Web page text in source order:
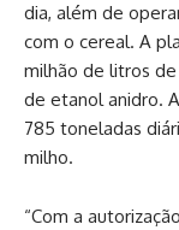
dia, além de
com o cereal. A
milhão de litros de
de etanol anidro.
785 toneladas
milho.
“Com a